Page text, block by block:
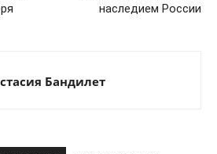
наследием России
Бандилет